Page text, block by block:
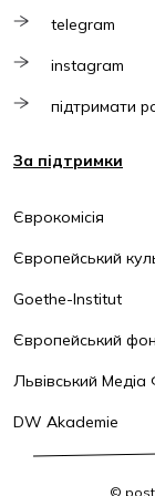
telegram
instagram
підтримати
За підтримки
Єврокомісія
Європейський
Goethe-Institut
Європейський
Львівський
DW Akademie
© post